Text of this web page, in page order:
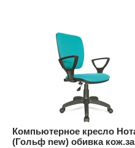
Компьютерное кресло
(Гольф new) обивка